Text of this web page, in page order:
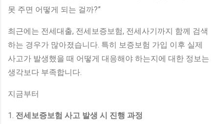
못 주면 어떻게 되는 걸까?”
최근에는 전세대출, 전세보증보험, 전세사기까지 함께 검색
하는 경우가 많아졌습니다. 특히 보증보험 가입 이후 실제
사고가 발생했을 때 어떻게 대응해야 하는지에 대한 정보는
생각보다 부족합니다.
지금부터
1. 전세보증보험 사고 발생 시 진행 과정